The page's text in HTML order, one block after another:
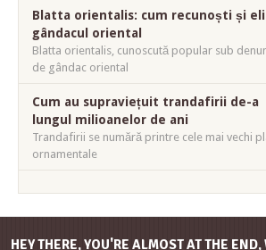
Blatta orientalis: cum recunoști și
gândacul oriental
Blatta orientalis, cunoscută popular sub
de gândac oriental
Cum au supraviețuit trandafirii de-a
lungul milioanelor de ani
Trandafirii se numără printre cele mai vechi
ornamentale
HEY THERE, YOU'RE ALMOST AT THE